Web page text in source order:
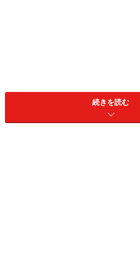
キラキラのスライム時計材料
続きを読む